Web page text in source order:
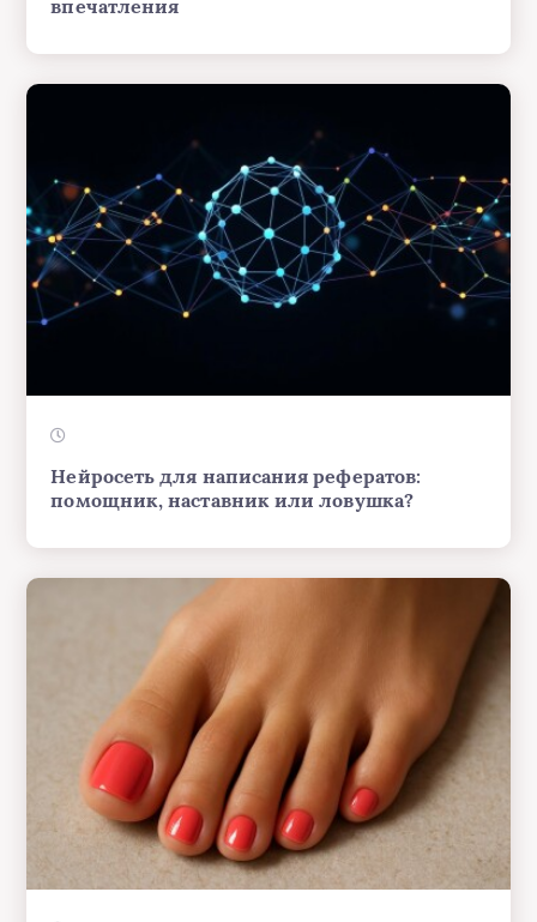
впечатления
Нейросеть для написания рефератов:
помощник, наставник или ловушка?